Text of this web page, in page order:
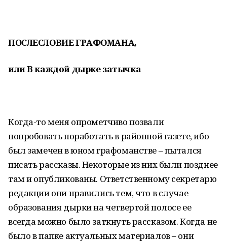
ПОСЛЕСЛОВИЕ ГРАФОМАНА,
или В каждой дырке затычка
Когда-то меня опрометчиво позвали
попробовать поработать в районной газете, ибо
был замечен в юном графоманстве – пытался
писать рассказы. Некоторые из них были позднее
там и опубликованы. Ответственному секретарю
редакции они нравились тем, что в случае
образования дырки на четвертой полосе ее
всегда можно было заткнуть рассказом. Когда не
было в папке актуальных материалов – они